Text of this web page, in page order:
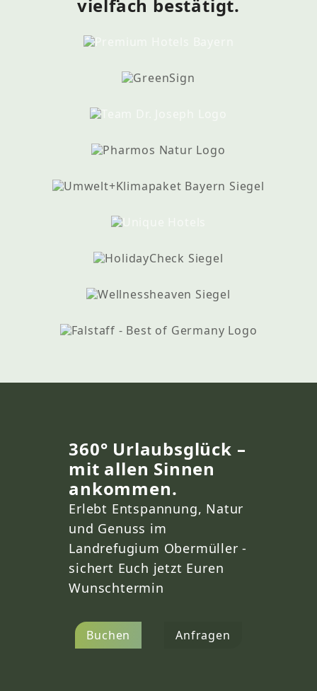
vielfach bestätigt.
360° Urlaubsglück –
mit allen Sinnen
ankommen.
Erlebt Entspannung, Natur
und Genuss im
Landrefugium Obermüller -
sichert Euch jetzt Euren
Wunschtermin
Buchen Anfragen